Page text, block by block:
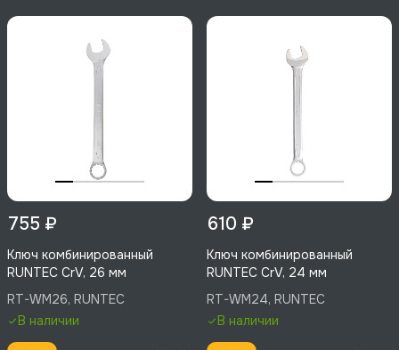
755 ₽
Ключ комбинированный
RUNTEC CrV, 26 мм
RT-WM26, RUNTEC
В наличии
610 ₽
Ключ комбинированный
RUNTEC CrV, 24 мм
RT-WM24, RUNTEC
В наличии